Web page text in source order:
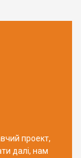
проект,
далі, нам